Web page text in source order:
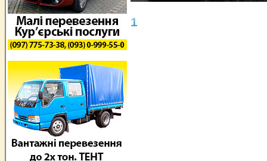
1